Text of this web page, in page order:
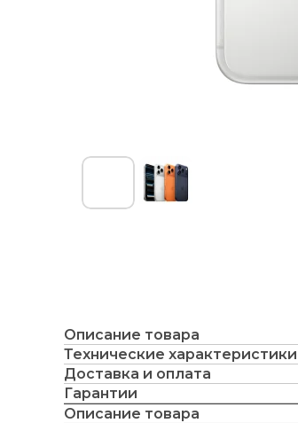
Описание товара
Технические характеристики
Доставка и оплата
Гарантии
Описание товара